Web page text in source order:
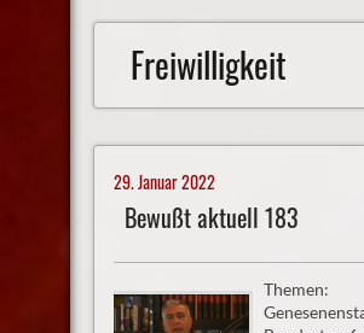
Freiwilligkeit
29. Januar 2022
Bewußt aktuell 183
Themen: